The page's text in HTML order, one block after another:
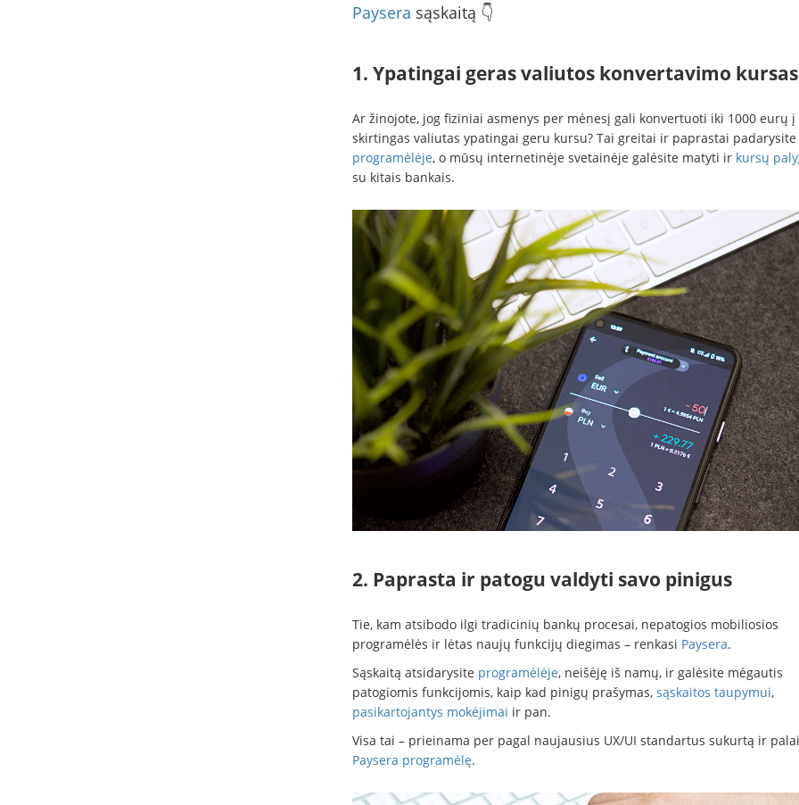
Paysera sąskaitą 👇
1. Ypatingai geras valiutos konvertavimo kursas
Ar žinojote, jog fiziniai asmenys per mėnesį gali konvertuoti iki 1000 eurų į
skirtingas valiutas ypatingai geru kursu? Tai greitai ir paprastai padarysite
programėlėje, o mūsų internetinėje svetainėje galėsite matyti ir kursų
su kitais bankais.
2. Paprasta ir patogu valdyti savo pinigus
Tie, kam atsibodo ilgi tradicinių bankų procesai, nepatogios mobiliosios
programėlės ir lėtas naujų funkcijų diegimas – renkasi Paysera.
Sąskaitą atsidarysite programėlėje, neišėję iš namų, ir galėsite mėgautis
patogiomis funkcijomis, kaip kad pinigų prašymas, sąskaitos taupymui,
pasikartojantys mokėjimai ir pan.
Visa tai – prieinama per pagal naujausius UX/UI standartus sukurtą ir
Paysera programėlę.